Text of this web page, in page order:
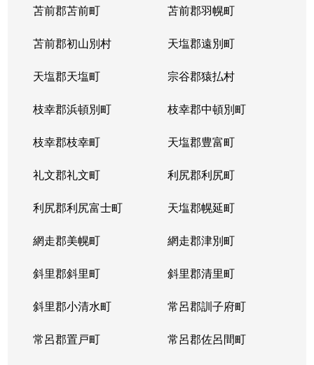
苫前郡苫前町 苫前郡羽幌町
苫前郡初山別村 天塩郡遠別町
天塩郡天塩町 宗谷郡猿払村
枝幸郡浜頓別町 枝幸郡中頓別町
枝幸郡枝幸町 天塩郡豊富町
礼文郡礼文町 利尻郡利尻町
利尻郡利尻富士町 天塩郡幌延町
網走郡美幌町 網走郡津別町
斜里郡斜里町 斜里郡清里町
斜里郡小清水町 常呂郡訓子府町
常呂郡置戸町 常呂郡佐呂間町